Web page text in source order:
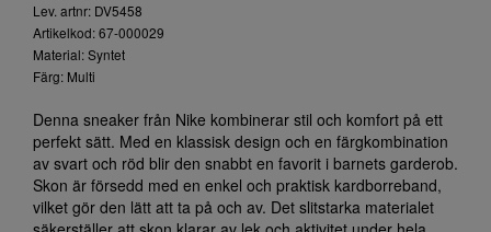
Lev. artnr: DV5458
Artikelkod: 67-000029
Material: Syntet
Färg: Multi
Denna sneaker från Nike kombinerar stil och komfort på ett
perfekt sätt. Med en klassisk design och en färgkombination
av svart och röd blir den snabbt en favorit i barnets garderob.
Skon är försedd med en enkel och praktisk kardborreband,
vilket gör den lätt att ta på och av. Det slitstarka materialet